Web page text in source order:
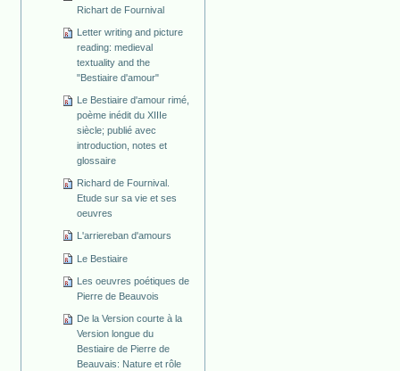
Richart de Fournival
Letter writing and picture
reading: medieval
textuality and the
"Bestiaire d'amour"
Le Bestiaire d'amour rimé,
poème inédit du XIIIe
siècle; publié avec
introduction, notes et
glossaire
Richard de Fournival.
Etude sur sa vie et ses
oeuvres
L'arriereban d'amours
Le Bestiaire
Les oeuvres poétiques de
Pierre de Beauvois
De la Version courte à la
Version longue du
Bestiaire de Pierre de
Beauvais: Nature et rôle